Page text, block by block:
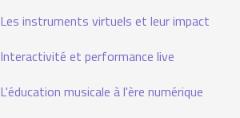
Les instruments virtuels et leur impact
Interactivité et performance live
L'éducation musicale à l'ère numérique